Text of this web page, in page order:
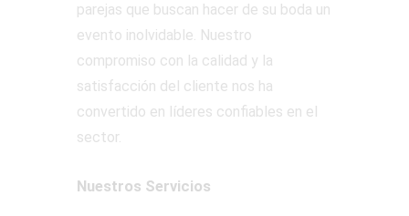
parejas que buscan hacer de su boda un
evento inolvidable. Nuestro
compromiso con la calidad y la
satisfacción del cliente nos ha
convertido en líderes confiables en el
sector.
Nuestros Servicios